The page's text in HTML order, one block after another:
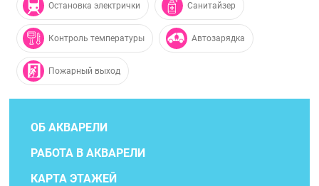
Остановка электрички Санитайзер
Контроль температуры Автозарядка
Пожарный выход
ОБ АКВАРЕЛИ
РАБОТА В АКВАРЕЛИ
КАРТА ЭТАЖЕЙ